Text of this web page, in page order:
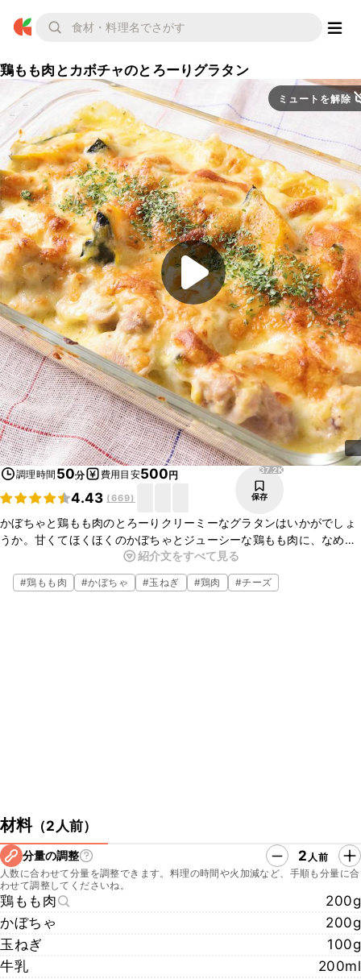
鶏もも肉とカボチャのとろーりグラタン
ミュートを解除
調理時間 50分 費用目安500円
4.43 (669)
37.2K
保存
かぼちゃと鶏もも肉のとろーりクリーミーなグラタンはいかがでしょ
うか。甘くてほくほくのかぼちゃとジューシーな鶏もも肉に、なめら
かなホワイトソースがよく絡み、とてもおいしいですよ。簡単にお作
りいただけますので、ぜひお試しくださいね。
紹介文をすべて見る
#鶏もも肉 #かぼちゃ #玉ねぎ #鶏肉 #チーズ
材料（2人前）
分量の調整 2 人前
人数に合わせて分量を調整できます。料理の時間や火加減など、手順も分量に合
わせて調整してくださいね。
鶏もも肉
200g
かぼちゃ
200g
玉ねぎ
100g
牛乳
200ml